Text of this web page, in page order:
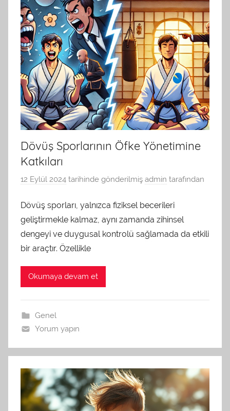
Dövüş Sporlarının Öfke Yönetimine
Katkıları
12 Eylül 2024 tarihinde gönderilmiş admin tarafından
Dövüş sporları, yalnızca fiziksel becerileri
geliştirmekle kalmaz, aynı zamanda zihinsel
dengeyi ve duygusal kontrolü sağlamada da etkili
bir araçtır. Özellikle
Okumaya devam et
Genel
Yorum yapın